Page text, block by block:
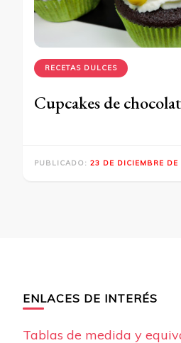
RECETAS DULCES
Cupcakes de
PUBLICADO: 23 DE DICIEMBRE DE
ENLACES DE INTERÉS
Tablas de medida y